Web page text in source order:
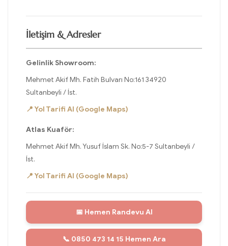
İletişim & Adresler
Gelinlik Showroom:
Mehmet Akif Mh. Fatih Bulvarı No:161 34920
Sultanbeyli / İst.
📍 Yol Tarifi Al (Google Maps)
Atlas Kuaför:
Mehmet Akif Mh. Yusuf İslam Sk. No:5-7 Sultanbeyli /
İst.
📍 Yol Tarifi Al (Google Maps)
📅 Hemen Randevu Al
📞 0850 473 14 15 Hemen Ara